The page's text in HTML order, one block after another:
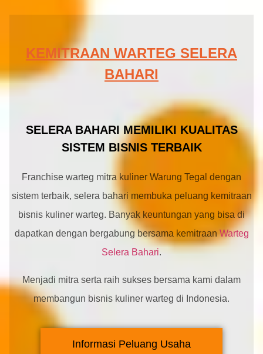
KEMITRAAN WARTEG SELERA
BAHARI
SELERA BAHARI MEMILIKI KUALITAS
SISTEM BISNIS TERBAIK
Franchise warteg mitra kuliner Warung Tegal dengan
sistem terbaik, selera bahari membuka peluang kemitraan
bisnis kuliner warteg. Banyak keuntungan yang bisa di
dapatkan dengan bergabung bersama kemitraanWarteg
Selera Bahari.
Menjadi mitra serta raih sukses bersama kami dalam
membangun bisnis kuliner warteg di Indonesia.
Informasi Peluang Usaha